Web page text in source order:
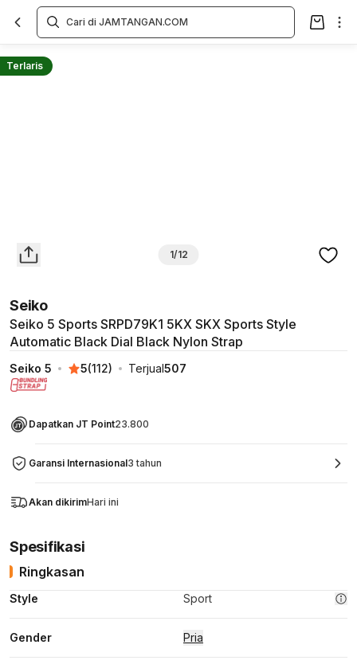
Terlaris
1/12
Seiko
Seiko 5 Sports SRPD79K1 5KX SKX Sports Style
Automatic Black Dial Black Nylon Strap
Seiko 5 5(112) Terjual507
Dapatkan JT Point23.800
Garansi Internasional3 tahun
Akan dikirimHari ini
Overview
Spesifikasi
Ringkasan
Style Sport
Gender Pria